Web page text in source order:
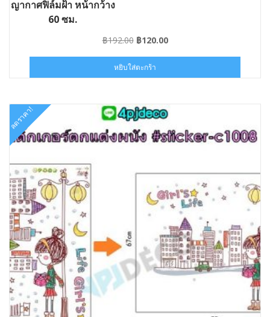
ญากาศฟิล์มฝ้า หน้ากว้าง
60 ซม.
฿192.00 Original
was:
฿192.00.
฿120.00Current
฿120.00.
หยิบใส่ตะกร้า
ลดราคา!